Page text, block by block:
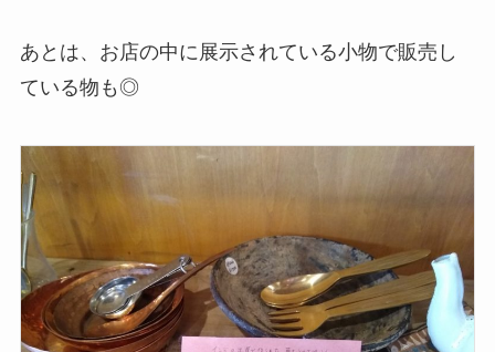
あとは、お店の中に展示されている小物で販売し
ている物も◎